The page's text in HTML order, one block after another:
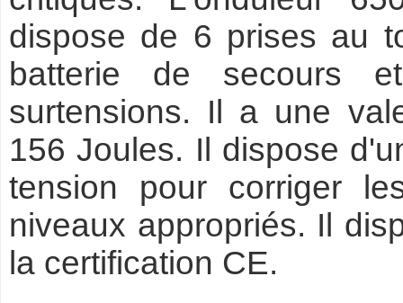
dispose de 6 prises au
batterie de secours
surtensions. Il a une
156 Joules. Il dispose
tension pour corriger
niveaux appropriés. Il
la certification CE.